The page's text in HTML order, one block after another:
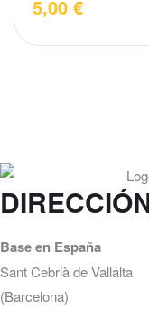
5,00 €
Base en España
Sant Cebrià de Vallalta
(Barcelona)